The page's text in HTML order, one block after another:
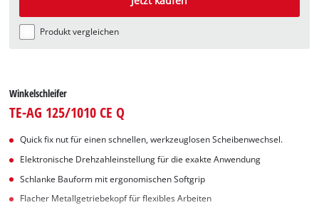
Trennscheiben-Set
Art.-Nr: 49711945
Nicht verfügbar
Produkt vergleichen
Winkelschleifer
TE-AG 125/1010 CE Q
Quick fix nut für einen schnellen, werkzeuglosen Scheibenwechsel.
Elektronische Drehzahleinstellung für die exakte Anwendung
Schlanke Bauform mit ergonomischen Softgrip
Flacher Metallgetriebekopf für flexibles Arbeiten